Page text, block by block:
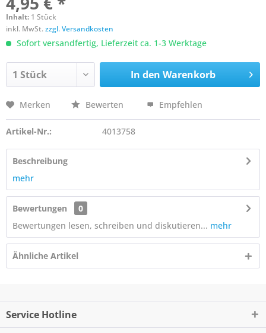
Inhalt: 1 Stück
inkl. MwSt.zzgl. Versandkosten
Sofort versandfertig, Lieferzeit ca. 1-3 Werktage
In den Warenkorb
Merken Bewerten Empfehlen
Artikel-Nr.: 4013758
Beschreibung
mehr
Bewertungen
0
Bewertungen lesen, schreiben und diskutieren... mehr
Ähnliche Artikel
Service Hotline